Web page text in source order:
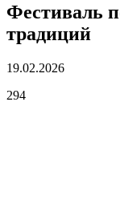
Фестиваль
традиций
19.02.2026
294